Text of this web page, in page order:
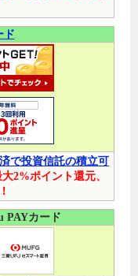
ド
で投資信託の積立可
大2%ポイント還元、
PAYカード